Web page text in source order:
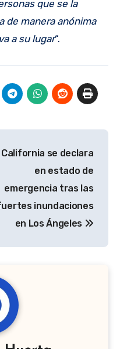
que se la
de manera anónima
a su lugar“.
California se declara
en estado de
emergencia tras las
inundaciones
en Los Ángeles